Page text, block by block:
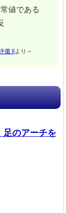
値である
II より～
足のアーチを